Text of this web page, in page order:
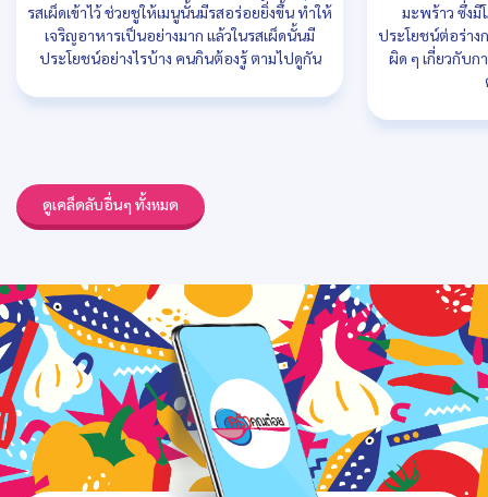
รสเผ็ดเข้าไว้ ช่วยชูให้เมนูนั้นมีรสอร่อยยิ่งขึ้น ทำให้
เจริญอาหารเป็นอย่างมาก แล้วในรสเผ็ดนั้นมี
ประโยชน์อย่างไรบ้าง คนกินต้องรู้ ตามไปดูกัน
มะพร้าว ซึ่งมี
ประโยชน์ต่อร่าง
ผิด ๆ เกี่ยวกับก
ดูเคล็ดลับอื่นๆ ทั้งหมด